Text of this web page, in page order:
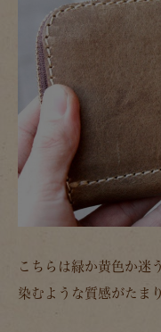
こちらは緑か黄色か迷
染むような質感がたま